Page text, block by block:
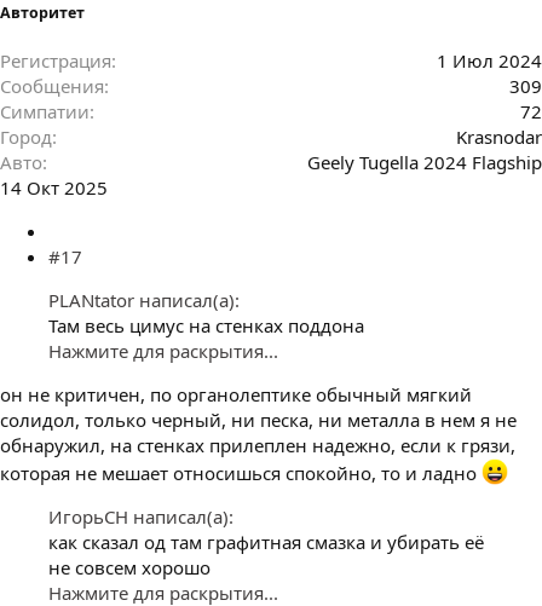
Авторитет
Регистрация
1 Июл 2024
Сообщения
309
Симпатии
72
Город
Krasnodar
Авто
Geely Tugella 2024 Flagship
14 Окт 2025
#17
PLANtator написал(а):
Там весь цимус на стенках поддона
Нажмите для раскрытия...
он не критичен, по органолептике обычный мягкий
солидол, только черный, ни песка, ни металла в нем я не
обнаружил, на стенках прилеплен надежно, если к грязи,
которая не мешает относишься спокойно, то и ладно
ИгорьСН написал(а):
как сказал од там графитная смазка и убирать её
не совсем хорошо
Нажмите для раскрытия...